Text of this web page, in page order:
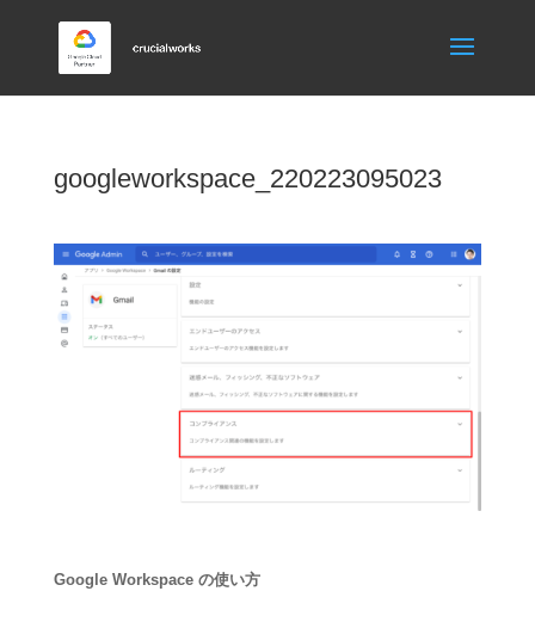
googleworkspace_220223095023
Google Workspace の使い方